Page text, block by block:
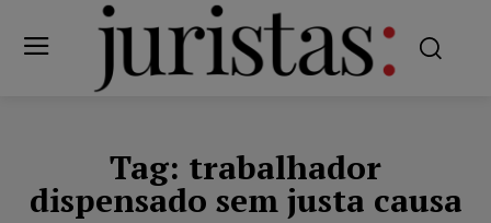
Tag: trabalhador
dispensado sem justa causa